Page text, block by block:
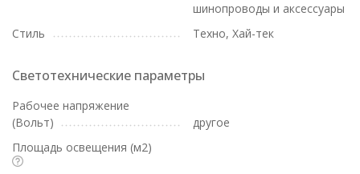
шинопроводы и аксессуары
Стиль
Техно, Хай-тек
Светотехнические параметры
Рабочее напряжение
(Вольт)
другое
Площадь освещения (м2)